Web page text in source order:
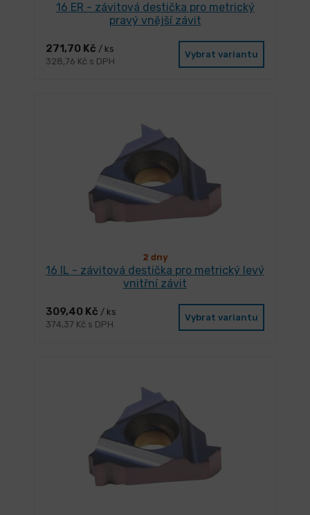
16 ER - závitová destička pro metrický
pravý vnější závit
271,70 Kč / ks
328,76 Kč s DPH
Vybrat variantu
2 dny
16 IL - závitová destička pro metrický levý
vnitřní závit
309,40 Kč / ks
374,37 Kč s DPH
Vybrat variantu